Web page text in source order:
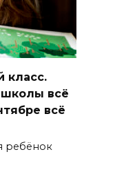
класс.
всё
всё
ребёнок